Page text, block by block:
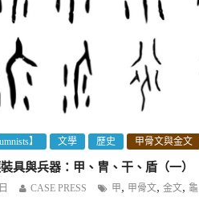
】 文學 歷史 甲骨文與金文
具與兵器：甲、冑、干、盾（一）
CASE PRESS 甲, 甲骨文, 金文, 龜